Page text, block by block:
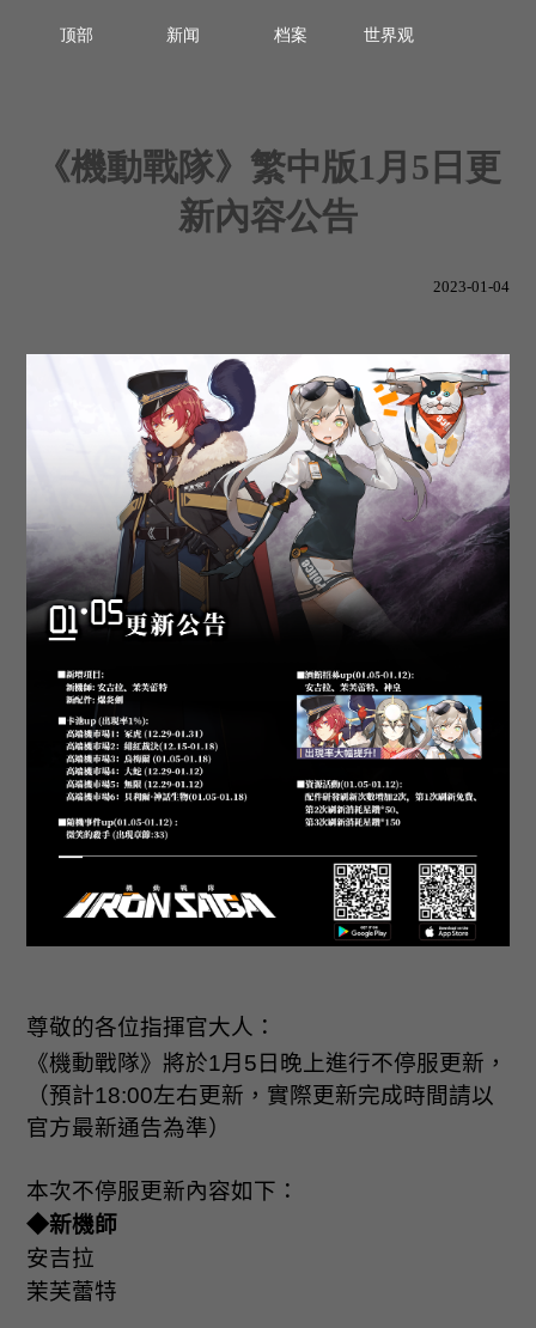
顶部 新闻 档案 世界观
《機動戰隊》繁中版1月5日更
新內容公告
2023-01-04
尊敬的各位指揮官大人：
《機動戰隊》將於1月 5 日晚上進行不停服更新，
（預計18:00左右更新，實際更新完成時間請以
官方最新通告為準）
本次不停服更新內容如下：
◆新機師
安吉拉
茉芙蕾特